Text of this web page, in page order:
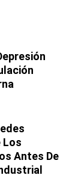
Los
Antes De